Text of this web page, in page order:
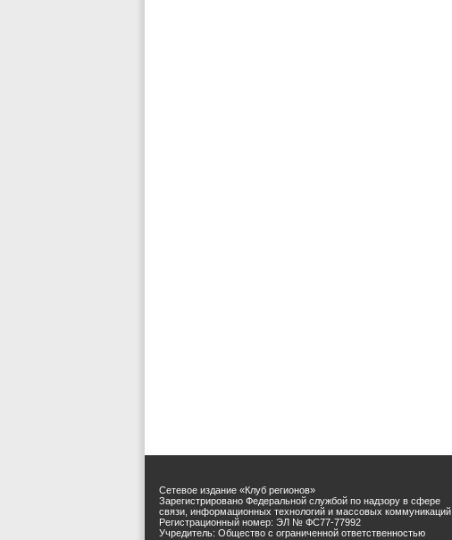
Сетевое издание «Клуб регионов»
Зарегистрировано Федеральной службой по надзору в сфере
связи, информационных технологий и массовых коммуникаций.
Регистрационный номер: ЭЛ № ФС77-77992
Учредитель: Общество с ограниченной ответственностью